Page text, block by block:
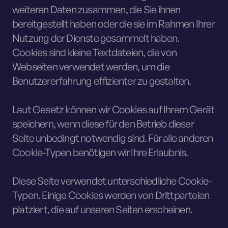
weiteren Daten zusammen, die Sie ihnen
bereitgestellt haben oder die sie im Rahmen Ihrer
Nutzung der Dienste gesammelt haben.
Cookies sind kleine Textdateien, die von
Webseiten verwendet werden, um die
Benutzererfahrung effizienter zu gestalten.
Laut Gesetz können wir Cookies auf Ihrem Gerät
speichern, wenn diese für den Betrieb dieser
Seite unbedingt notwendig sind. Für alle anderen
Cookie-Typen benötigen wir Ihre Erlaubnis.
Diese Seite verwendet unterschiedliche Cookie-
Typen. Einige Cookies werden von Drittparteien
platziert, die auf unseren Seiten erscheinen.